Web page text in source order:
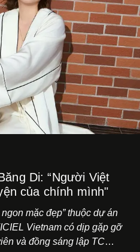
Di: “Người Việt
của chính mình"
mặc đẹp” thuộc dự án
Vietnam có dịp gặp gỡ
và đồng sáng lập TC